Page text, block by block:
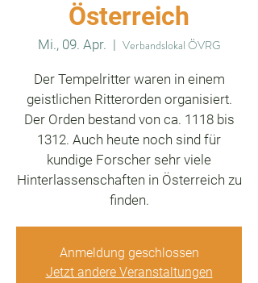
Österreich
Mi., 09. Apr.
  |
Verbandslokal ÖVRG
Der Tempelritter waren in einem
geistlichen Ritterorden organisiert.
Der Orden bestand von ca. 1118 bis
1312. Auch heute noch sind für
kundige Forscher sehr viele
Hinterlassenschaften in Österreich zu
finden.
Anmeldung geschlossen
Jetzt andere Veranstaltungen